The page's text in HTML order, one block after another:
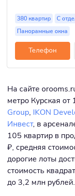
380 квартир С
Панорамные окна
Телефон
На сайте
метро Курская от
Group, IKON
Инвест, в
105 квартир в
₽, средняя
дорогие лоты
стоимость
до 3,2 млн рублей.